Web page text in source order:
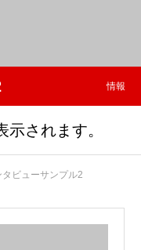
情報
されます。
タビューサンプル2